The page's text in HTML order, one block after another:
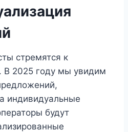
стремятся к
В 2025 году мы увидим
индивидуальные
будут